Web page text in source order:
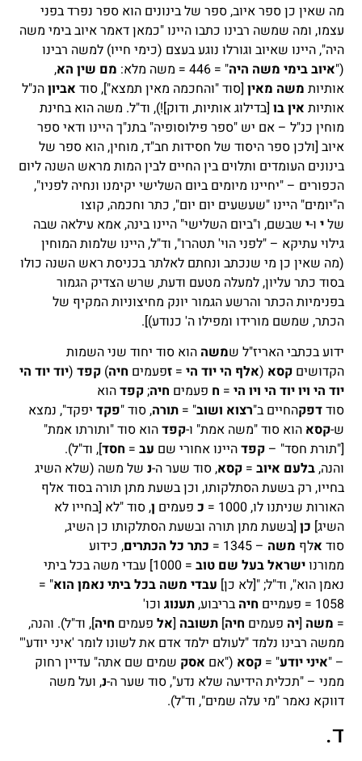
מה שאין כן ספר איוב, ספר של בינונים הוא ספר נפרד בפני
עצמו, ומה שמשה רבינו כתבו היינו "כמאן דאמר איוב בימי משה
היה", היינו שאיוב וגורלו נוגע בעצם (כימי חייו) למשה רבינו
("איוב בימי משה היה" = 446 = משה מלא: מם שין הא,
אותיות משה מאין [סוד "והחכמה מאין תמצא"], סוד אביוןהנ"ל
אותיות אין בו [בדילוג אותיות, ודוק]!), וד"ל. משה הוא בחינת
מוחין כנ"ל – אם יש "ספר פילוסופיה" בתנ"ך היינו ודאי ספר
איוב [ולכן ספר היסוד של חסידות חב"ד, מוחין, הוא ספר של
בינונים העומדים ותלוים בין החיים לבין המות מראש השנה ליום
הכפורים – "יחיינו מיומים ביום השלישי יקימנו ונחיה לפניו",
ה"יומים" היינו "שעשעים יום יום", כתר וחכמה, קוצו
שלי ו-י שבשם, ו"ביום השלישי" היינו בינה, אמא עילאה שבה
גילוי עתיקא – "לפני הוי' תטהרו", וד"ל, היינו שלמות המוחין
(מה שאין כן מי שנכתב ונחתם לאלתר בכניסת ראש השנה כולו
בסוד כתר עליון, למעלה מטעם ודעת, שרש הצדיק הגמור
בפנימיות הכתר והרשע הגמור יונק מחיצוניות המקיף של
הכתר, שמשם מורידו ומפילו ה' כנודע)].
ידוע בכתבי האריז"ל שמשה הוא סוד יחוד שני השמות
הקדושיםקסא (אלף הי יוד הי =זפעמים חיה)קפד (יוד יוד הי
יוד הי ויו יוד הי ויו הי = ח פעמים חיה;קפדהוא
סודדפקהחיים ב"רצוא ושוב" =תורה, סוד "פקד יפקד", נמצא
ש-קסא הוא סוד "משה אמת" ו-קפדהוא סוד "ותורתו אמת"
["תורת חסד" –קפדהיינו אחורי שם עב = חסד], וד"ל).
והנה,בלעם איוב =קסא, סוד שער ה-נ של משה (שלא השיג
בחייו, רק בשעת הסתלקותו, וכן בשעת מתן תורה בסוד אלף
האורות שניתנו לו, 1000 =
כ פעמים ן, סוד "לא [בחייו לא
השיג] כן [בשעת מתן תורה ובשעת הסתלקותו כן השיג,
סוד אלף משה – 1345 = כתר כל הכתרים, כידוע
ממורנוישראל בעל שם טוב
= 1000] עבדי משה בכל ביתי
נאמן הוא", וד"ל; "[לא כן] עבדי משה בכל ביתי נאמן הוא" =
1058 = פעמיים
חיה בריבוע,תענוג וכו'
= משה [יה פעמים חיה]תשובה [אל פעמים חיה], וד"ל). והנה,
ממשה רבינו נלמד "לעולם ילמד אדם את לשונו לומר 'איני יודע'"
– "איני יודע" =קסא ("אם אסק שמים שם אתה" עדיין רחוק
ממני – "תכלית הידיעה שלא נדע", סוד שער ה-נ, ועל משה
דווקא נאמר "מי עלה שמים", וד"ל).
ד.